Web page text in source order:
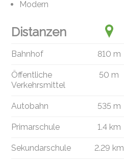
Modern
Distanzen
Bahnhof 810 m
Öffentliche
Verkehrsmittel
50 m
Autobahn 535 m
Primarschule 1.4 km
Sekundarschule 2.29 km